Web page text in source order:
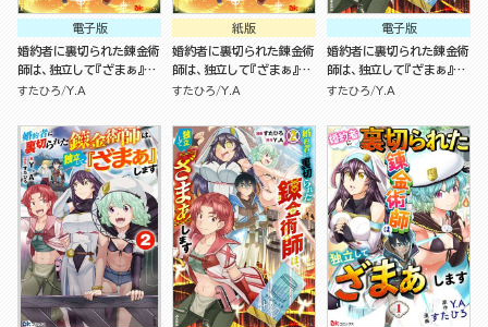
電子版
婚約者に裏切られた錬金術
師は、独立して『ざまぁ』し
ます（3）
すたひろ Y.A
紙版
婚約者に裏切られた錬金術
師は、独立して『ざまぁ』し
ます（3）
すたひろ Y.A
電子版
婚約者に裏切られた錬金術
師は、独立して『ざまぁ』し
ます（2）
すたひろ Y.A